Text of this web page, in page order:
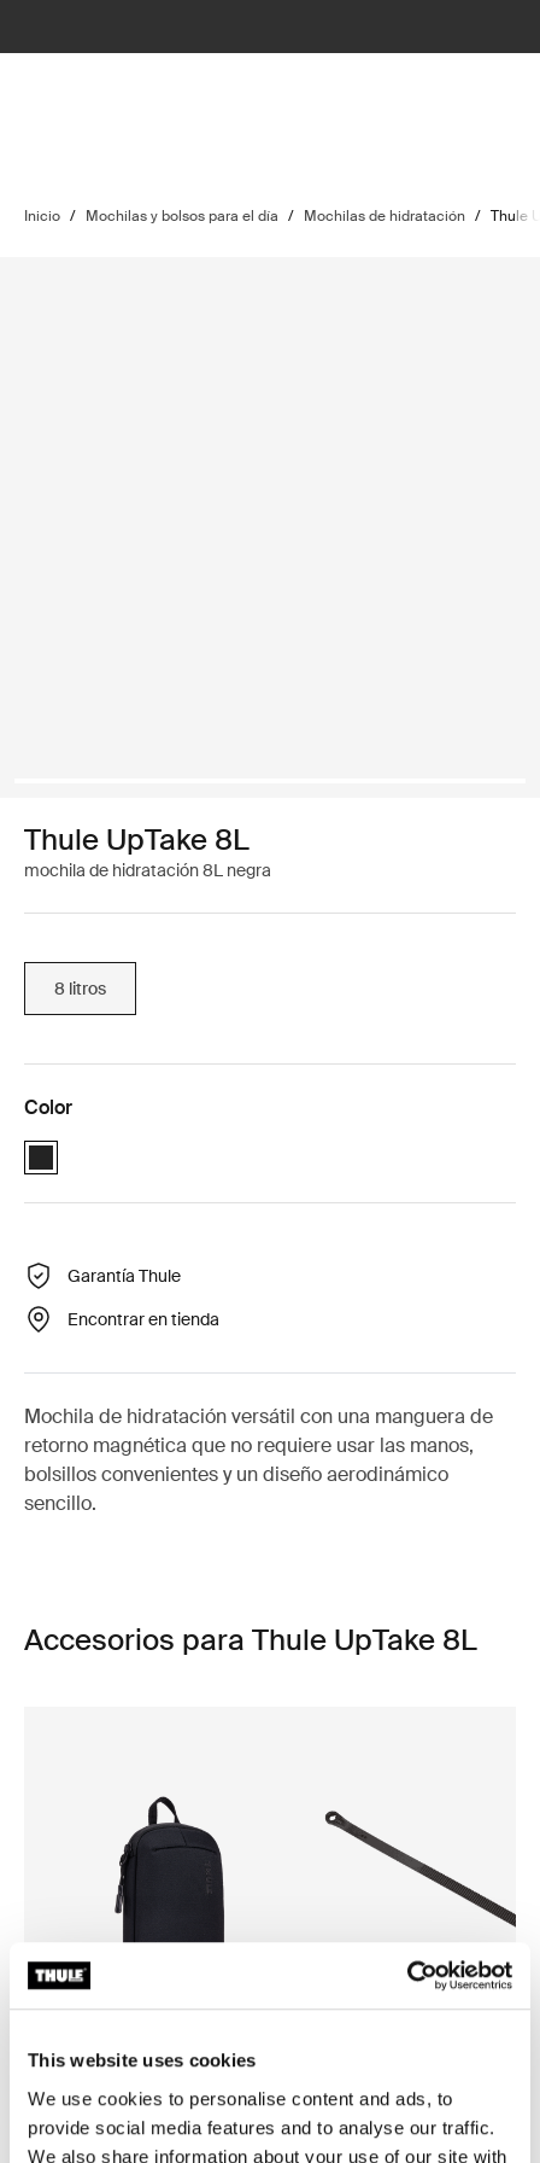
This website uses cookies
We use cookies to personalise content and ads, to
provide social media features and to analyse our traffic.
We also share information about your use of our site with
Inicio / Mochilas y bolsos para el día / Mochilas de hidratación / Thule
Thule UpTake 8L
mochila de hidratación 8L negra
8 litros
Color
Thule UpTake 8L Negro (selected)
Garantía Thule
Encontrar en tienda
Mochila de hidratación versátil con una manguera de
retorno magnética que no requiere usar las manos,
bolsillos convenientes y un diseño aerodinámico
sencillo.
Accesorios para Thule UpTake 8L
Thule Subterra 2 powershuttle
organizador de dispositivos
electrónicos pequeño negro
Thule RoundTrip extra long
strap
Correa extra larga para la